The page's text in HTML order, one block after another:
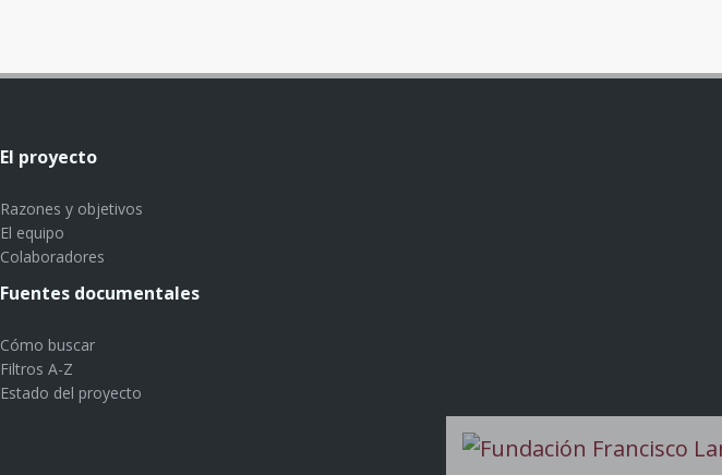
El proyecto
Razones y objetivos
El equipo
Colaboradores
Fuentes documentales
Cómo buscar
Filtros A-Z
Estado del proyecto